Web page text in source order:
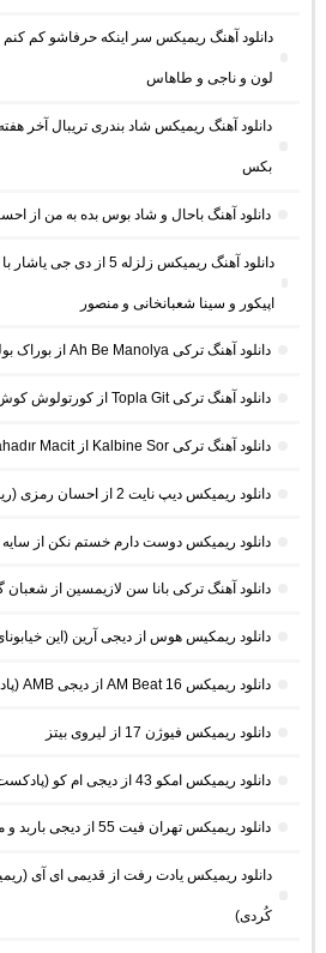
دانلود آهنگ ریمیکس سر اینکه حرفاشو کم
لون و ناجی و طاهاس
دانلود آهنگ ریمیکس شاد بندری تریبال آخر
بکس
دانلود آهنگ باحال و شاد بوس بده به من از
دانلود آهنگ ریمیکس زلزله
اپیکور و سینا شعبانخانی و منصور
دانلود آهنگ ترکی Ah Be Manolya از بوراک بولوت
دانلود آهنگ ترکی Topla Git از کورتولوش کوش
دانلود آهنگ ترکی Kalbine Sor از Bahadır Macit و Tunahan Sakar
دانلود ریمیکس دیپ نایت 2 از احسان رمزی (ریمیکس طولانی غمگین)
دانلود ریمیکس دوست دارم خستم نکن از سایه
دانلود آهنگ ترکی بانا سن لازیمسین از شعبان
دانلود ریمکیس هوس از دیجی آرین (این
دانلود ریمیکس AM Beat 16 از دیجی AMB (پادکست طولانی شنیدنی)
دانلود ریمیکس فیوژن 17 از لیروی بیتز
دانلود ریمیکس امکو 43 از دیجی ام کو (پادکست طولانی عاشقانه)
دانلود ریمیکس تهران فیت 55 از دیجی باربد و محمد موریانی
دانلود ریمیکس یادت رفت از قدیمی ای آی
کُردی)